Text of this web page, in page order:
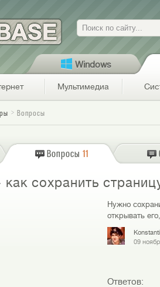
Поиск
Windows
Мультимедиа
Вопросы
Вопросы 11
сохранить
Нужно
открывать
09
Ответов: